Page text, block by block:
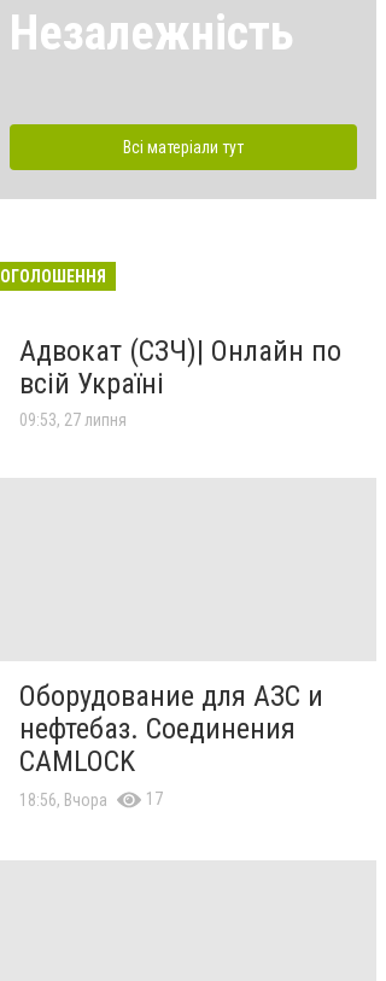
Незалежність
Всі матеріали тут
ОГОЛОШЕННЯ
Адвокат (СЗЧ)| Онлайн по
всій Україні
09:53, 27 липня
Оборудование для АЗС и
нефтебаз. Соединения
CAMLOCK
18:56, Вчора 17